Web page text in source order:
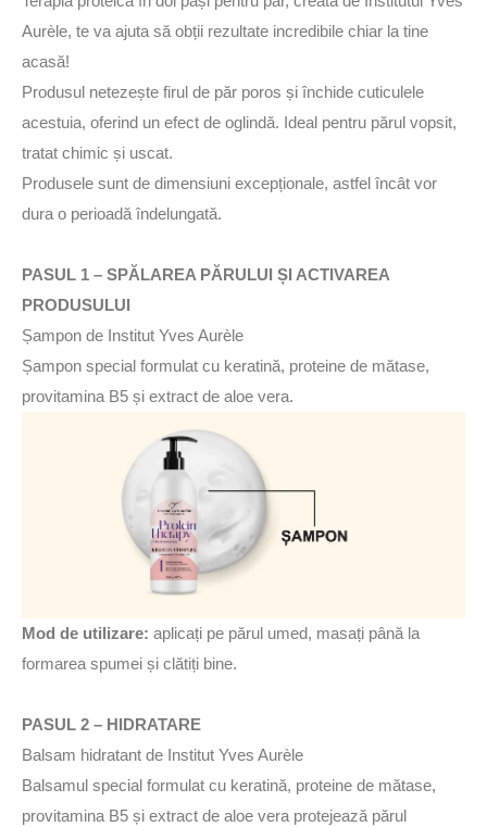
Aurèle, te va ajuta să obții rezultate incredibile chiar la tine
acasă!
Produsul netezește firul de păr poros și închide cuticulele
acestuia, oferind un efect de oglindă. Ideal pentru părul vopsit,
tratat chimic și uscat.
Produsele sunt de dimensiuni excepționale, astfel încât vor
dura o perioadă îndelungată.
PASUL 1 – SPĂLAREA PĂRULUI ȘI ACTIVAREA
PRODUSULUI
Șampon de Institut Yves Aurèle
Șampon special formulat cu keratină, proteine de mătase,
provitamina B5 și extract de aloe vera.
Mod de utilizare: aplicați pe părul umed, masați până la
formarea spumei și clătiți bine.
PASUL 2 – HIDRATARE
Balsam hidratant de Institut Yves Aurèle
Balsamul special formulat cu keratină, proteine de mătase,
provitamina B5 și extract de aloe vera protejează părul